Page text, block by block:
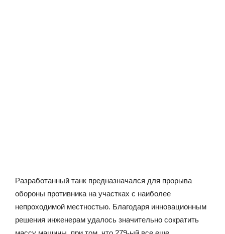
Разработанный танк предназначался для прорыва
обороны противника на участках с наиболее
непроходимой местностью. Благодаря инновационным
решения инженерам удалось значительно сократить